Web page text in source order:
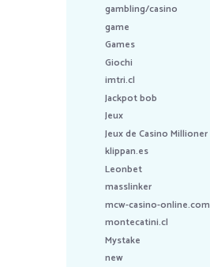
gambling/casino
game
Games
Giochi
imtri.cl
Jackpot bob
Jeux
Jeux de Casino Millioner
klippan.es
Leonbet
masslinker
mcw-casino-online.com
montecatini.cl
Mystake
new